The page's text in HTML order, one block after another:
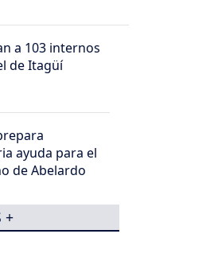
a 103 internos
de Itagüí
ayuda para el
de Abelardo
+